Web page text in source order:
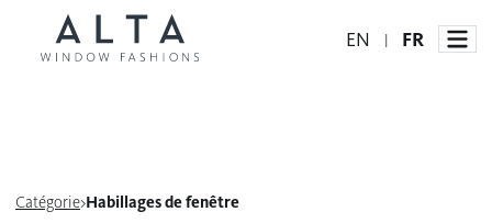
EN | FR
Catégorie>Habillages de fenêtre